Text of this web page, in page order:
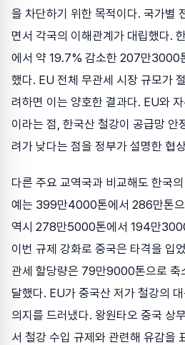
을 차단하기 위한 목적이다. 국가별
면서 각국의 이해관계가 대립했다.
에서 약 19.7% 감소한 207만3000
했다. EU 전체 무관세 시장 규모가
려하면 이는 양호한 결과다. EU와
이라는 점, 한국산 철강이 공급망 안
려가 낮다는 점을 정부가 설명한 협
다른 주요 교역국과 비교해도 한국
예는 399만4000톤에서 286만톤
역시 278만5000톤에서 194만
이번 규제 강화로 중국은 타격을 입
관세 할당량은 79만9000톤으로 축
달했다. EU가 중국산 저가 철강의
의지를 드러냈다. 왕원타오 중국 상
서 철강 수입 규제와 관련해 유감을